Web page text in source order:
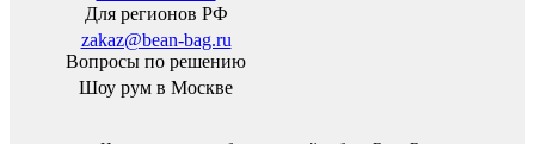
Для регионов РФ
zakaz@bean-bag.ru
Вопросы по решению
Шоу рум в Москве